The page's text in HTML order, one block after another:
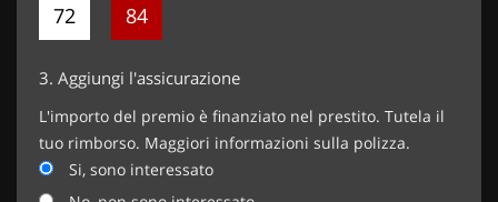
72 84
3. Aggiungi l'assicurazione
L'importo del premio è finanziato nel prestito. Tutela il
tuo rimborso. Maggiori informazioni sulla polizza.
Si, sono interessato